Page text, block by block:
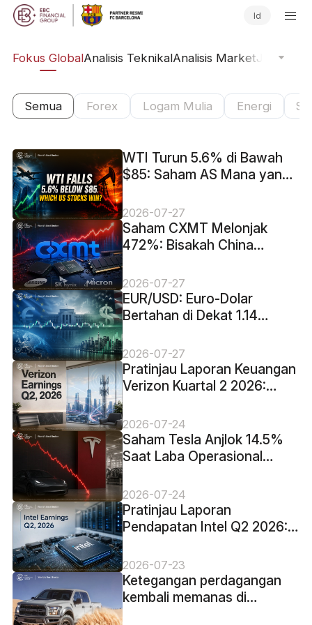
Id
Fokus GlobalAnalisis TeknikalAnalisis MarketJurnal
Semua Forex Logam Mulia Energi
WTI Turun 5.6% di Bawah
$85: Saham AS Mana yang
Diuntungkan?
2026-07-27
Saham CXMT Melonjak
472%: Bisakah China
Menantang Tiga Raksasa
Chip Memori?
2026-07-27
EUR/USD: Euro-Dolar
Bertahan di Dekat 1.14
Menjelang Keputusan The
Fed
2026-07-27
Pratinjau Laporan Keuangan
Verizon Kuartal 2 2026:
Akankah Pertumbuhan
Pelanggan Mengangkat
Saham VZ?
2026-07-24
Saham Tesla Anjlok 14.5%
Saat Laba Operasional
Turun 57% Meski
Pendapatan Mencapai
Rekor
2026-07-24
Pratinjau Laporan
Pendapatan Intel Q2 2026:
Hal yang Perlu Diperhatikan
saat Permintaan AI Menguji
18A
2026-07-23
Ketegangan perdagangan
kembali memanas di
Amerika Utara dan